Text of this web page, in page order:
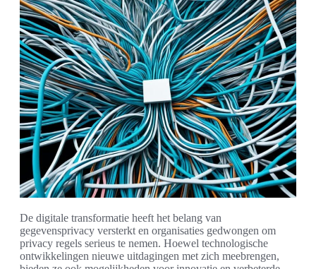
De digitale transformatie heeft het belang van
gegevensprivacy versterkt en organisaties gedwongen om
privacy regels serieus te nemen. Hoewel technologische
ontwikkelingen nieuwe uitdagingen met zich meebrengen,